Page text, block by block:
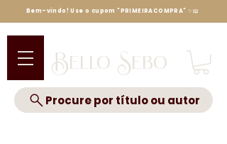
Bello Sebo
Procure por título ou autor
Bem-vindo! Use o cupom "PRIMEIRACOMPRA" ✨📖